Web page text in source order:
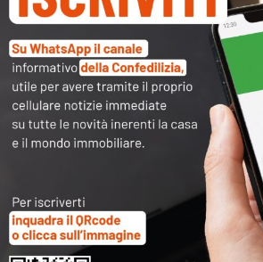
Confedilizia Notizie